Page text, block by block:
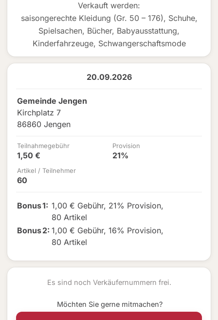
Verkauft werden:
saisongerechte Kleidung (Gr. 50 – 176), Schuhe,
Spielsachen, Bücher, Babyausstattung,
Kinderfahrzeuge, Schwangerschaftsmode
20.09.2026
Gemeinde Jengen
Kirchplatz 7
86860 Jengen
Teilnahmegebühr
1,50 €
Provision
21%
Artikel / Teilnehmer
60
Bonus1: 1,00 € Gebühr, 21% Provision,
80 Artikel
Bonus2: 1,00 € Gebühr, 16% Provision,
80 Artikel
Es sind noch Verkäufernummern frei.
Möchten Sie gerne mitmachen?